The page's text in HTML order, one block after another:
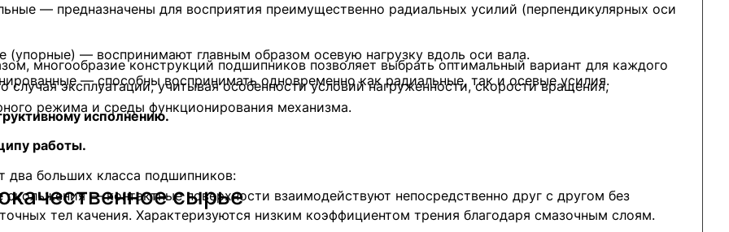
— предназначены для восприятия преимущественно радиальных усилий (перпендикулярных оси
(упорные) — воспринимают главным образом осевую нагрузку вдоль оси вала.
— способны воспринимать одновременно как радиальные, так и осевые усилия.
исполнению.
работы.
два больших класса подшипников:
скольжения — контактные поверхности взаимодействуют непосредственно друг с другом без
тел качения. Характеризуются низким коэффициентом трения благодаря смазочным слоям.
многообразие конструкций подшипников позволяет выбрать оптимальный вариант для каждого
случая эксплуатации, учитывая особенности условий нагруженности, скорости вращения,
режима и среды функционирования механизма.
сырье